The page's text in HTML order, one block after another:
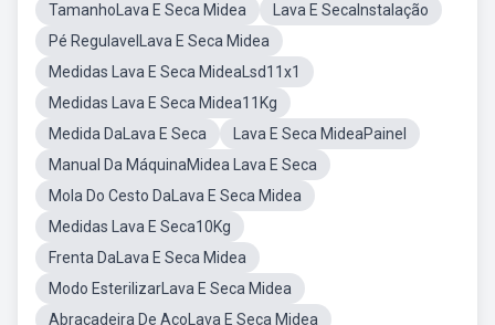
TamanhoLava E Seca Midea
Lava E SecaInstalação
Pé RegulavelLava E Seca Midea
Medidas Lava E Seca MideaLsd11x1
Medidas Lava E Seca Midea11Kg
Medida DaLava E Seca
Lava E Seca MideaPainel
Manual Da MáquinaMidea Lava E Seca
Mola Do Cesto DaLava E Seca Midea
Medidas Lava E Seca10Kg
Frenta DaLava E Seca Midea
Modo EsterilizarLava E Seca Midea
Abraçadeira De AçoLava E Seca Midea